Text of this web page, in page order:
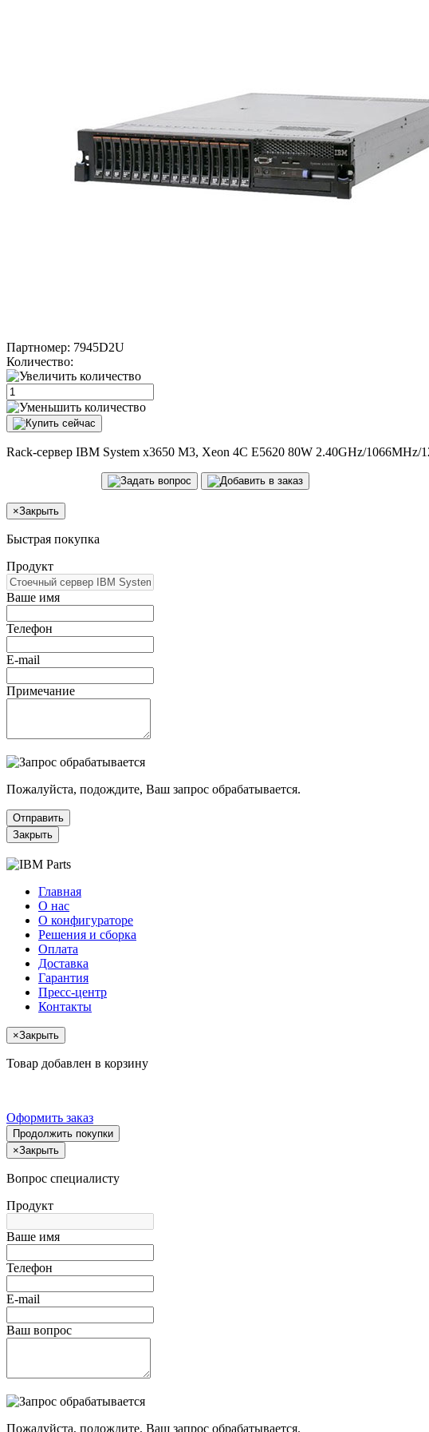
Партномер: 7945D2U
Количество:
Rack-сервер IBM System x3650 M3, Xeon 4C E5620 80W 2.40GHz/
×Закрыть
Быстрая покупка
Продукт
Ваше имя
Телефон
E-mail
Примечание
Пожалуйста, подождите, Ваш запрос обрабатывается.
Отправить
Закрыть
Главная
О нас
О конфигураторе
Решения и сборка
Оплата
Доставка
Гарантия
Пресс-центр
Контакты
×Закрыть
Товар добавлен в корзину
Оформить заказ
Продолжить покупки
×Закрыть
Вопрос специалисту
Продукт
Ваше имя
Телефон
E-mail
Ваш вопрос
Пожалуйста, подождите, Ваш запрос обрабатывается.